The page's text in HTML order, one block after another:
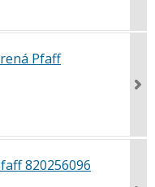
Pfaff
820256096